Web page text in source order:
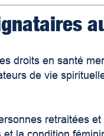
droits en santé
de vie
retraitées